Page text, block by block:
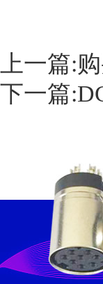
上一篇:
下一篇: